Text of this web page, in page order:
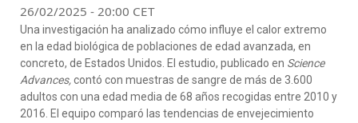
26/02/2025 - 20:00 CET
Una investigación ha analizado cómo influye el calor extremo
en la edad biológica de poblaciones de edad avanzada, en
concreto, de Estados Unidos. El estudio, publicado en Science
Advances,contó con muestras de sangre de más de 3.600
adultos con una edad media de 68 años recogidas entre 2010 y
2016. El equipo comparó las tendencias de envejecimiento